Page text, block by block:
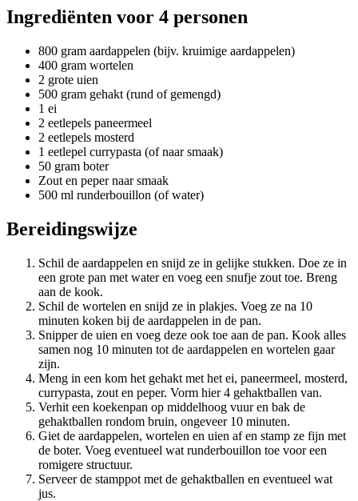
Ingrediënten voor 4 personen
800 gram aardappelen (bijv. kruimige aardappelen)
400 gram wortelen
2 grote uien
500 gram gehakt (rund of gemengd)
1 ei
2 eetlepels paneermeel
2 eetlepels mosterd
1 eetlepel currypasta (of naar smaak)
50 gram boter
Zout en peper naar smaak
500 ml runderbouillon (of water)
Bereidingswijze
Schil de aardappelen en snijd ze in gelijke stukken. Doe ze in
een grote pan met water en voeg een snufje zout toe. Breng
aan de kook.
Schil de wortelen en snijd ze in plakjes. Voeg ze na 10
minuten koken bij de aardappelen in de pan.
Snipper de uien en voeg deze ook toe aan de pan. Kook alles
samen nog 10 minuten tot de aardappelen en wortelen gaar
zijn.
Meng in een kom het gehakt met het ei, paneermeel, mosterd,
currypasta, zout en peper. Vorm hier 4 gehaktballen van.
Verhit een koekenpan op middelhoog vuur en bak de
gehaktballen rondom bruin, ongeveer 10 minuten.
Giet de aardappelen, wortelen en uien af en stamp ze fijn met
de boter. Voeg eventueel wat runderbouillon toe voor een
romigere structuur.
Serveer de stamppot met de gehaktballen en eventueel wat
jus.